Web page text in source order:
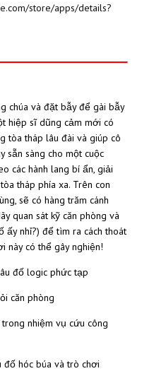
store/apps/details?
chúa và đặt bẫy để gài bẫy
hiệp sĩ dũng cảm mới có
tòa tháp lâu đài và giúp cô
sẵn sàng cho một cuộc
các hành lang bí ẩn, giải
tháp phía xa. Trên con
sẽ có hàng trăm cánh
quan sát kỹ căn phòng và
ấy nhỉ?) để tìm ra cách thoát
này có thể gây nghiện!
đố logic phức tạp
căn phòng
nhiệm vụ cứu công
hóc búa và trò chơi